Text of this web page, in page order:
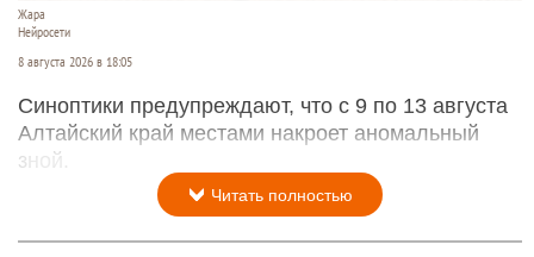
Жара
Нейросети
8 августа 2026 в 18:05
Синоптики предупреждают, что с 9 по 13 августа
Алтайский край местами накроет аномальный
зной.
Читать полностью